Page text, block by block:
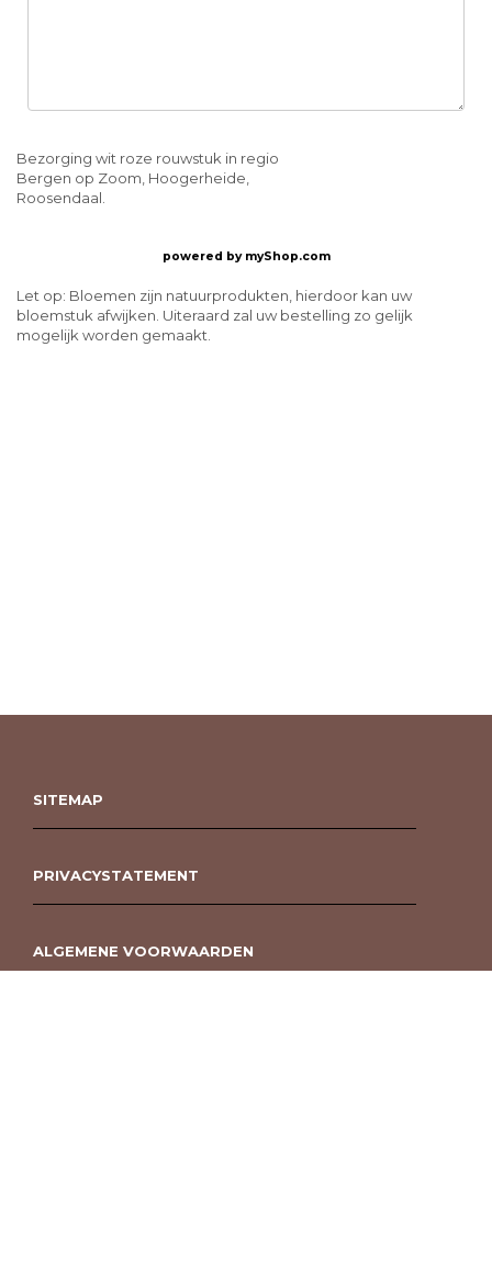
Bezorging wit roze rouwstuk in regio
Bergen op Zoom, Hoogerheide,
Roosendaal.
powered by myShop.com
Let op: Bloemen zijn natuurprodukten, hierdoor kan uw
bloemstuk afwijken. Uiteraard zal uw bestelling zo gelijk
mogelijk worden gemaakt.
SITEMAP
PRIVACYSTATEMENT
ALGEMENE VOORWAARDEN